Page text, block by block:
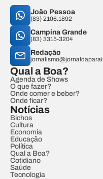
João Pessoa
(83) 2106.1892
Campina Grande
(83) 3315-3204
Redação
Qual a Boa?
Agenda de Shows
O que fazer?
Onde comer e beber?
Onde ficar?
Notícias
Bichos
Cultura
Economia
Educação
Política
Qual a Boa?
Cotidiano
Saúde
Tecnologia